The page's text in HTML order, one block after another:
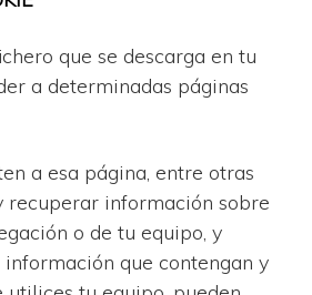
que se descarga en tu
a determinadas páginas
a esa página, entre otras
recuperar información sobre
o de tu equipo, y
que contengan y